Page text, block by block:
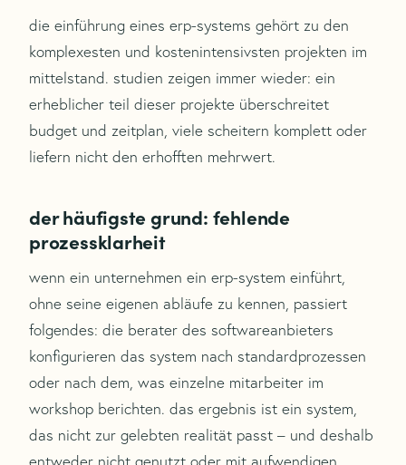
die einführung eines erp-systems gehört zu den
komplexesten und kostenintensivsten projekten im
mittelstand. studien zeigen immer wieder: ein
erheblicher teil dieser projekte überschreitet
budget und zeitplan, viele scheitern komplett oder
liefern nicht den erhofften mehrwert.
der häufigste grund: fehlende
prozessklarheit
wenn ein unternehmen ein erp-system einführt,
ohne seine eigenen abläufe zu kennen, passiert
folgendes: die berater des softwareanbieters
konfigurieren das system nach standardprozessen
oder nach dem, was einzelne mitarbeiter im
workshop berichten. das ergebnis ist ein system,
das nicht zur gelebten realität passt – und deshalb